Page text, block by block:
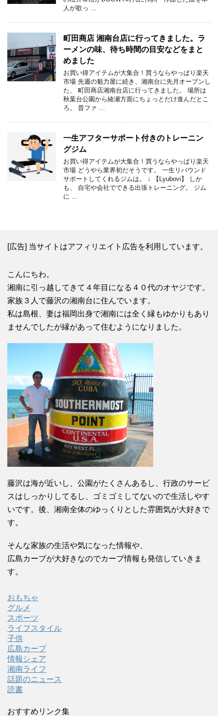
人が歌っ …
町田商店 湘南台店に行ってきました。ラ
ーメンの味、待ち時間の目安などをまと
めました
お買い得アイテムが大集合！買うならやっぱり楽天
市場 先週の魁力屋に続き、湘南台に先月オープンし
た、 町田商店湘南台店に行ってきました。 場所は
秋葉台公園から綾瀬方面にちょっとだけ進んだとこ
ろ。 昔ファ …
一生アフターサポート付きのトレーニン
グジム
お買い得アイテムが大集合！買うならやっぱり楽天
市場 どうやら業界初だそうです。 一生リバウンド
サポートしてくれるジムは。 ↓ 【Lyubovi】 しか
も、 自宅や会社でできる出張トレーニング。 ジム
に …
[広告] 当サイトはアフィリエイト広告を利用しています。
こんにちわ。
湘南に引っ越してきて４年目になる４０代のオヤジです。
家族３人で藤沢の湘南台に住んでいます。
私は島根、妻は福岡出身で湘南には全く縁もゆかりもあり
ませんでしたが縁があって住むようになりました。
藤沢は海が近いし、公園がたくさんあるし、行政のサービ
スはしっかりしてるし、ゴミゴミしてないので生活しやす
いです。後、湘南全体のゆっくりとした雰囲気が大好きで
す。
そんな家族の生活や気になった情報や、
広島カープが大好きなのでカープ情報も発信していきま
す。
おもちゃ
グルメ
スポーツ
ライフスタイル
子供
広島カープ
情報シェア
湘南ライフ
話題のニュース
読書
おすすめリンク集